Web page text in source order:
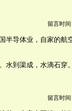
留言时间
半导体业，自家的航
水到渠成，水滴石穿
留言时间